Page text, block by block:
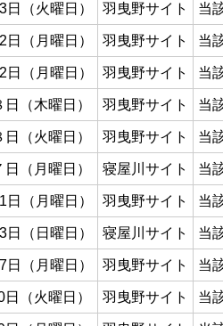
（火曜日） 羽曳野サイト 当
（月曜日） 羽曳野サイト 当
（月曜日） 羽曳野サイト 当
（木曜日） 羽曳野サイト 当
（火曜日） 羽曳野サイト 当
（月曜日） 寝屋川サイト 当
（月曜日） 羽曳野サイト 当
（日曜日） 寝屋川サイト 当
（月曜日） 羽曳野サイト 当
（火曜日） 羽曳野サイト 当